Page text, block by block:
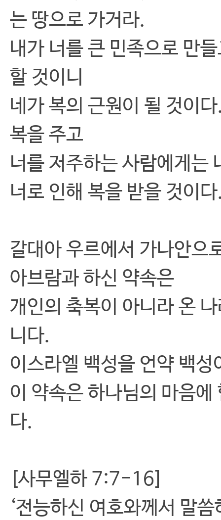
는 땅으로 가거라.
내가 너를 큰 민족으로 만
할 것이니
네가 복의 근원이 될 것이
복을 주고
너를 저주하는 사람에게는
너로 인해 복을 받을 것이
갈대아 우르에서 가나안
아브람과 하신 약속은
개인의 축복이 아니라 온
니다.
이스라엘 백성을 언약 백
이 약속은 하나님의 마음
다.
[사무엘하 7:7-16]
‘전능하신 여호와께서 말